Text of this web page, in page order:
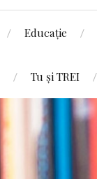
Educație
Tu și TREI